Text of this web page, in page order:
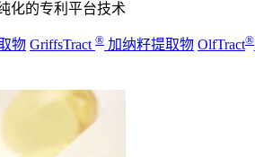
化的专利平台技术
物 GriffsTract ® 加纳籽提取物 OlfTract®